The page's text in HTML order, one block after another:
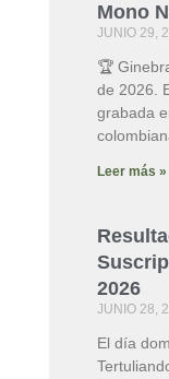
Mono
JUNIO 29,
🏆
de 2026.
grabada
Leer más »
2026
JUNIO 28,
El día